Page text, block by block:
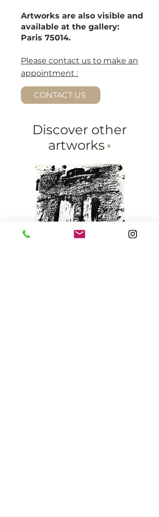
Artworks are also visible and
available at the gallery:
Paris 75014.
Please contact us to make an
appointment :
CONTACT US
Discover other
artworks·